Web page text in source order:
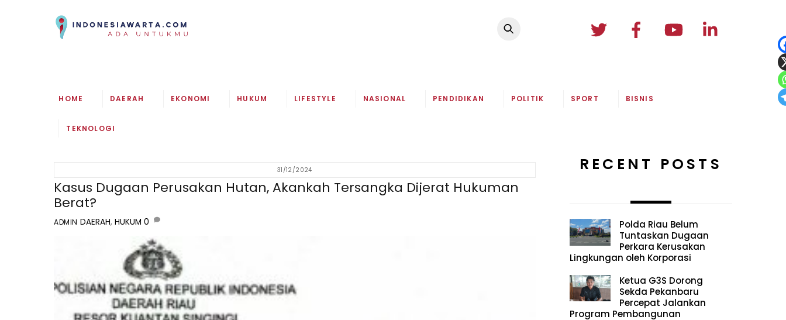
HOME DAERAH EKONOMI HUKUM LIFESTYLE NASIONAL PENDIDIKAN POLITIK SPORT BISNIS
TEKNOLOGI
31/12/2024
Kasus Dugaan Perusakan Hutan, Akankah Tersangka Dijerat Hukuman
Berat?
ADMIN DAERAH,HUKUM 0
RECENT POSTS
Polda Riau Belum
Tuntaskan Dugaan
Perkara Kerusakan
Lingkungan oleh Korporasi
Ketua G3S Dorong
Sekda Pekanbaru
Percepat Jalankan
Program Pembangunan